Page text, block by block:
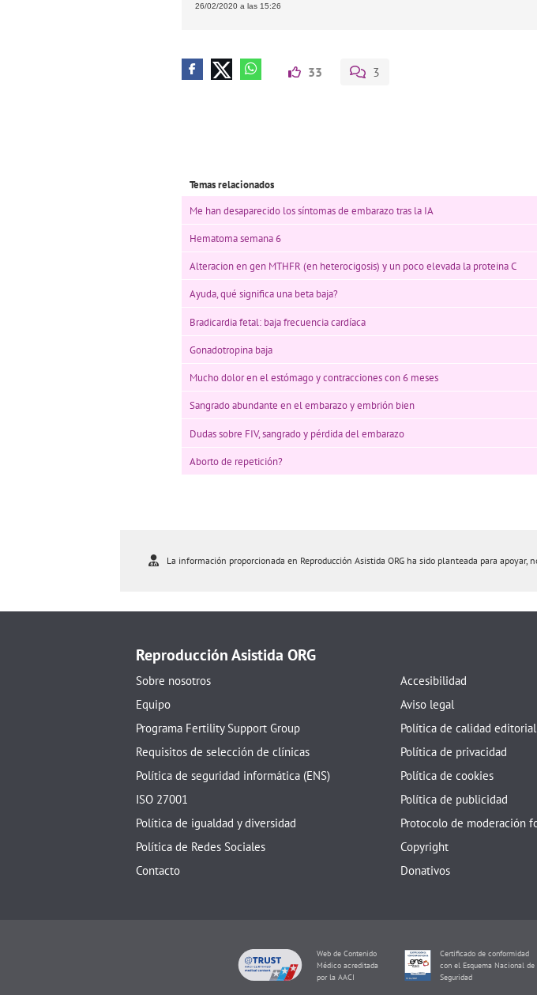
26/02/2020 a las 15:26
33 3
Temas relacionados
Me han desaparecido los síntomas de embarazo tras la IA
Hematoma semana 6
Alteracion en gen MTHFR (en heterocigosis) y un poco elevada la proteina C
Ayuda, qué significa una beta baja?
Bradicardia fetal: baja frecuencia cardíaca
Gonadotropina baja
Mucho dolor en el estómago y contracciones con 6 meses
Sangrado abundante en el embarazo y embrión bien
Dudas sobre FIV, sangrado y pérdida del embarazo
Aborto de repetición?
La información proporcionada en Reproducción Asistida ORG ha sido planteada para
Reproducción Asistida ORG
Sobre nosotros
Equipo
Programa Fertility Support Group
Requisitos de selección de clínicas
Política de seguridad informática (ENS)
ISO 27001
Política de igualdad y diversidad
Política de Redes Sociales
Contacto
Accesibilidad
Aviso legal
Política de calidad editorial
Política de privacidad
Política de cookies
Política de publicidad
Protocolo de moderación
Copyright
Donativos
Web de Contenido
Médico acreditada
por la AACI
Certificado de conformidad
con el Esquema Nacional de
Seguridad